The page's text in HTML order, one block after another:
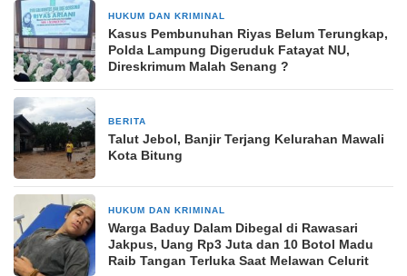
HUKUM DAN KRIMINAL
Kasus Pembunuhan Riyas Belum Terungkap,
Polda Lampung Digeruduk Fatayat NU,
Direskrimum Malah Senang ?
BERITA
Talut Jebol, Banjir Terjang Kelurahan Mawali
Kota Bitung
HUKUM DAN KRIMINAL
Warga Baduy Dalam Dibegal di Rawasari
Jakpus, Uang Rp3 Juta dan 10 Botol Madu
Raib Tangan Terluka Saat Melawan Celurit